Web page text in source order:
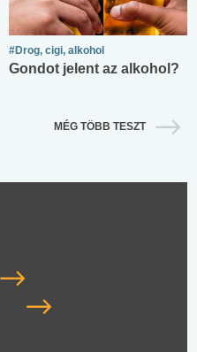
#Drog, cigi, alkohol
Gondot jelent az alkohol?
MÉG TÖBB TESZT